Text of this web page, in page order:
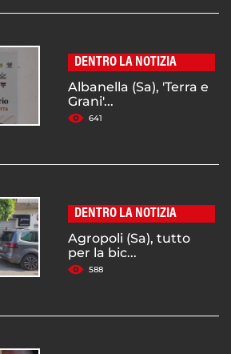
DENTRO LA NOTIZIA
Albanella (Sa), 'Terra e
Grani'...
641
DENTRO LA NOTIZIA
Agropoli (Sa), tutto
per la bic...
588